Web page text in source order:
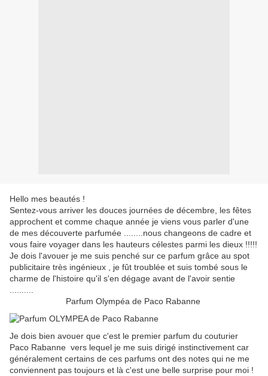
Hello mes beautés !
Sentez-vous arriver les douces journées de décembre, les fêtes
approchent et comme chaque année je viens vous parler d'une
de mes découverte parfumée ........nous changeons de cadre et
vous faire voyager dans les hauteurs célestes parmi les dieux !!!!!
Je dois l'avouer je me suis penché sur ce parfum grâce au spot
publicitaire très ingénieux , je fût troublée et suis tombé sous le
charme de l'histoire qu'il s'en dégage avant de l'avoir sentie
Parfum Olympéa de Paco Rabanne
Je dois bien avouer que c'est le premier parfum du couturier
Paco Rabanne vers lequel je me suis dirigé instinctivement car
généralement certains de ces parfums ont des notes qui ne me
conviennent pas toujours et là c'est une belle surprise pour moi !